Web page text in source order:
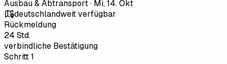
Ausbau & Abtransport · Mi, 14. Okt
deutschlandweit verfügbar
Rückmeldung
24 Std.
verbindliche Bestätigung
Schritt 1